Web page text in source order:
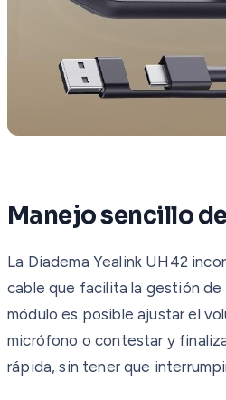
Manejo sencillo
La Diadema Yealink UH42
cable que facilita la gestión de
módulo es posible ajustar el
micrófono o contestar y
rápida, sin tener que